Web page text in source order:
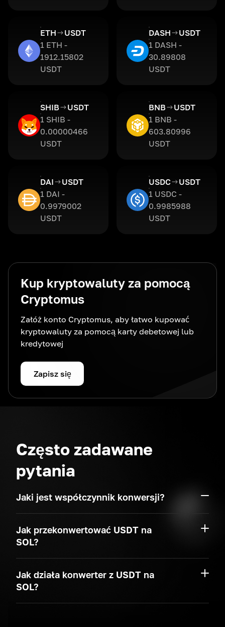
ETH
USDT
1 ETH -
1912.15802
USDT
DASH
USDT
1 DASH -
30.89808
USDT
SHIB
USDT
1 SHIB -
0.00000466
USDT
BNB
USDT
1 BNB -
603.80996
USDT
DAI
USDT
1 DAI -
0.9979002
USDT
USDC
USDT
1 USDC -
0.9985988
USDT
Kup kryptowaluty za pomocą
Cryptomus
Załóż konto Cryptomus, aby łatwo kupować
kryptowaluty za pomocą karty debetowej lub
kredytowej
Zapisz się
Często zadawane
pytania
Jaki jest współczynnik konwersji?
Jak przekonwertować USDT na
SOL?
Jak działa konwerter z USDT na
SOL?